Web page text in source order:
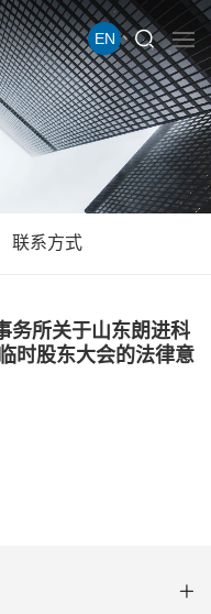
EN
联系方式
务所关于山东朗进科
时股东大会的法律意